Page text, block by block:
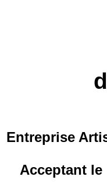
Entreprise
Acceptant le